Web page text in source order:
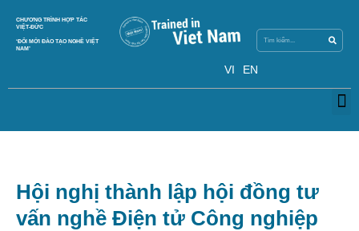
content
CHƯƠNG TRÌNH HỢP TÁC
VIỆT-ĐỨC
‘ĐỔI MỚI ĐÀO TẠO NGHỀ VIỆT
NAM’
VI EN
Hội nghị thành lập hội đồng tư
vấn nghề Điện tử Công nghiệp